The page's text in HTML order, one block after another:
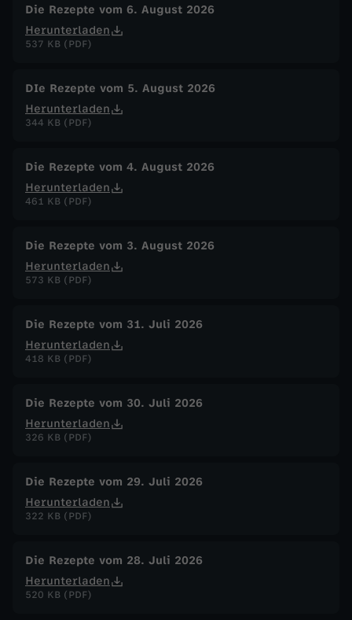
e
e
t
e
u
f
e
l
m
i
t
R
s
t
Die Rezepte vom 6. August 2026
Herunterladen
537 KB (PDF)
DIe Rezepte vom 5. August 2026
Herunterladen
344 KB (PDF)
Die Rezepte vom 4. August 2026
Herunterladen
461 KB (PDF)
Die Rezepte vom 3. August 2026
Herunterladen
573 KB (PDF)
Die Rezepte vom 31. Juli 2026
Herunterladen
418 KB (PDF)
Die Rezepte vom 30. Juli 2026
Herunterladen
326 KB (PDF)
Die Rezepte vom 29. Juli 2026
Herunterladen
322 KB (PDF)
Die Rezepte vom 28. Juli 2026
Herunterladen
520 KB (PDF)